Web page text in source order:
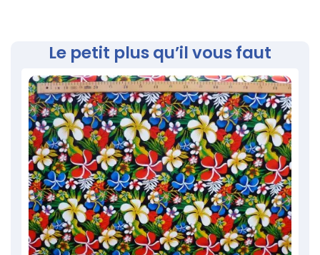
Le petit plus qu’il vous faut